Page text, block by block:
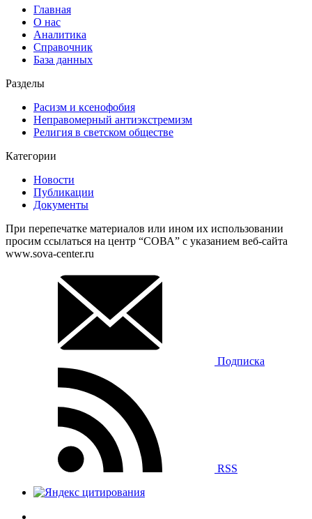
Главная
О нас
Аналитика
Справочник
База данных
Разделы
Расизм и ксенофобия
Неправомерный антиэкстремизм
Религия в светском обществе
Категории
Новости
Публикации
Документы
При перепечатке материалов или ином их использовании
просим ссылаться на центр “СОВА” с указанием веб-сайта
www.sova-center.ru
Подписка
RSS